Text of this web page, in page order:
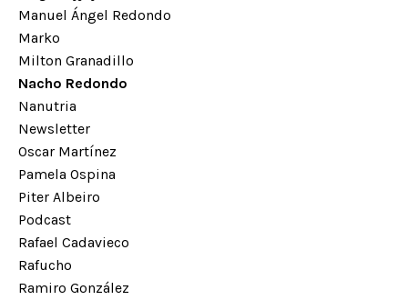
Manuel Ángel Redondo
Marko
Milton Granadillo
Nacho Redondo
Nanutria
Newsletter
Oscar Martínez
Pamela Ospina
Piter Albeiro
Podcast
Rafael Cadavieco
Rafucho
Ramiro González